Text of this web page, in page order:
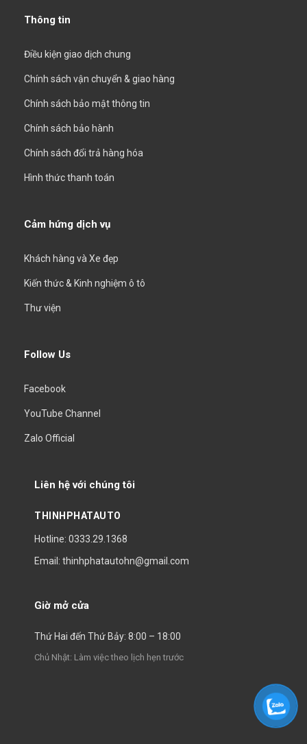
Thông tin
Điều kiện giao dịch chung
Chính sách vận chuyển & giao hàng
Chính sách bảo mật thông tin
Chính sách bảo hành
Chính sách đổi trả hàng hóa
Hình thức thanh toán
Cảm hứng dịch vụ
Khách hàng và Xe đẹp
Kiến thức & Kinh nghiệm ô tô
Thư viện
Follow Us
Facebook
YouTube Channel
Zalo Official
Liên hệ với chúng tôi
THINHPHATAUTO
Hotline: 0333.29.1368
Email: thinhphatautohn@gmail.com
Giờ mở cửa
Thứ Hai đến Thứ Bảy: 8:00 – 18:00
Chủ Nhật: Làm việc theo lịch hẹn trước